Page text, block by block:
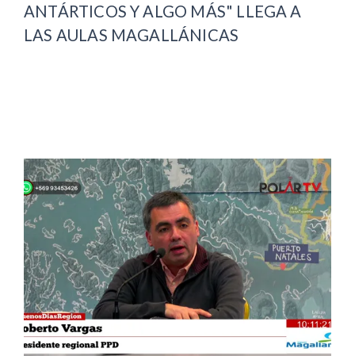
ANTÁRTICOS Y ALGO MÁS" LLEGA A
LAS AULAS MAGALLÁNICAS